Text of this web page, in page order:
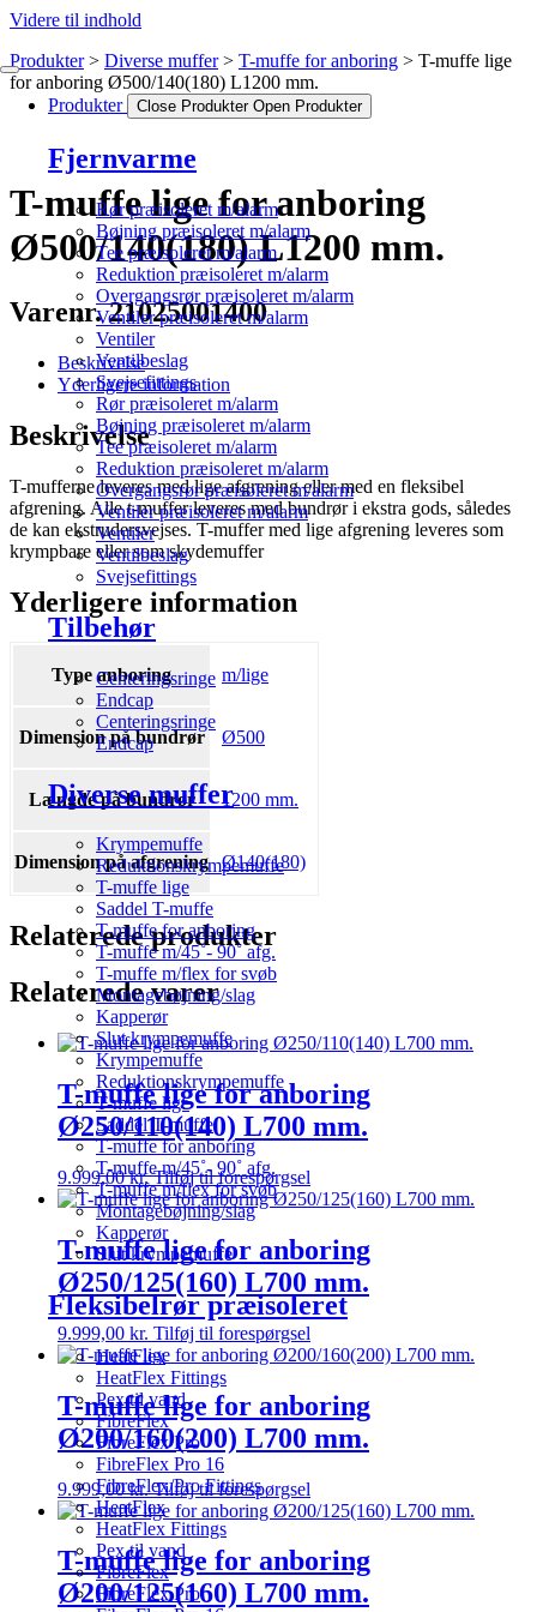
Videre til indhold
Produkter Close Produkter Open Produkter
Fjernvarme
Rør præisoleret m/alarm
Bøjning præisoleret m/alarm
Tee præisoleret m/alarm
Reduktion præisoleret m/alarm
Overgangsrør præisoleret m/alarm
Ventiler præisoleret m/alarm
Ventiler
Ventilbeslag
Svejsefittings
Rør præisoleret m/alarm
Bøjning præisoleret m/alarm
Tee præisoleret m/alarm
Reduktion præisoleret m/alarm
Overgangsrør præisoleret m/alarm
Ventiler præisoleret m/alarm
Ventiler
Ventilbeslag
Svejsefittings
Tilbehør
Centeringsringe
Endcap
Centeringsringe
Endcap
Diverse muffer
Krympemuffe
Reduktionskrympemuffe
T-muffe lige
Saddel T-muffe
T-muffe for anboring
T-muffe m/45˚- 90˚ afg.
T-muffe m/flex for svøb
Montagebøjning/slag
Kapperør
Slut krympemuffe
Krympemuffe
Reduktionskrympemuffe
T-muffe lige
Saddel T-muffe
T-muffe for anboring
T-muffe m/45˚- 90˚ afg.
T-muffe m/flex for svøb
Montagebøjning/slag
Kapperør
Slut krympemuffe
Fleksibelrør præisoleret
HeatFlex
HeatFlex Fittings
Pex til vand
FibreFlex
FibreFlex Pro
FibreFlex Pro 16
FibreFlex/Pro Fittings
HeatFlex
HeatFlex Fittings
Pex til vand
FibreFlex
FibreFlex Pro
Produkter Diverse muffer T-muffe for anboring
T-muffe lige
for anboring Ø500/140(180) L1200 mm.
T-muffe lige for anboring
Ø500/140(180) L1200 mm.
Varenr. 21025001400
Beskrivelse
Yderligere information
Beskrivelse
T-mufferne leveres med lige afgrening eller med en fleksibel
afgrening. Alle t-muffer leveres med bundrør i ekstra gods, således
de kan ekstrudersvejses. T-muffer med lige afgrening leveres som
krympbare eller som skydemuffer
Yderligere information
Type anboring m/lige
Dimension på bundrør Ø500
Længde på bundrør 1200 mm.
Dimension på afgrening Ø140(180)
Relaterede produkter
Relaterede varer
T-muffe lige for anboring
Ø250/110(140) L700 mm.
9.999,00kr. Tilføj til forespørgsel
T-muffe lige for anboring
Ø250/125(160) L700 mm.
9.999,00 kr. Tilføj til forespørgsel
T-muffe lige for anboring
Ø200/160(200) L700 mm.
9.999,00kr. Tilføj til forespørgsel
T-muffe lige for anboring
Ø200/125(160) L700 mm.